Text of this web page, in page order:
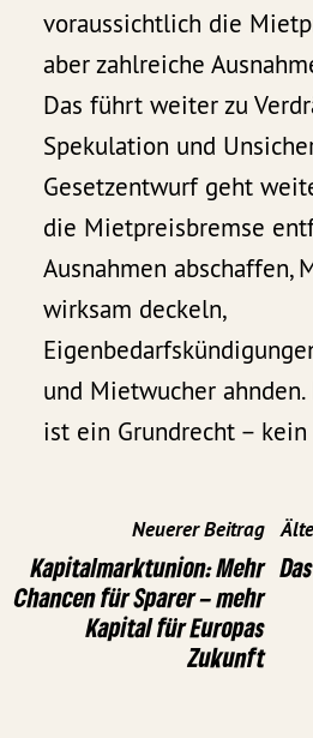
voraussichtlich die
aber zahlreiche
Das führt weiter zu
Spekulation und
Gesetzentwurf geht
die Mietpreisbremse
Ausnahmen abschaffen,
wirksam deckeln,
und Mietwucher ahnden.
ist ein Grundrecht –
Neuerer Beitrag
Kapitalmarktunion: Mehr
Chancen für Sparer – mehr
Kapital für Europas
Zukunft